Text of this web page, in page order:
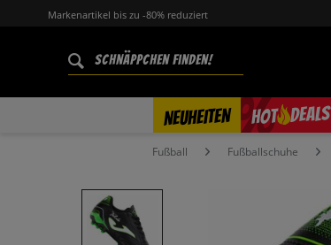
Markenartikel bis zu -80% reduziert
NEUHEITEN HOT DEALS
%
Fußball Fußballschuhe